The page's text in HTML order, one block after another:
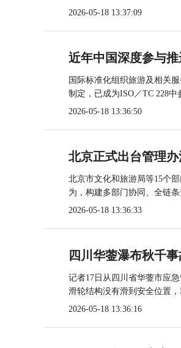
2026-05-18 13:37:09
近年中国深度参与
国际标准化组织旅游及相关
制定，已成为ISO／TC 228
2026-05-18 13:36:50
北京正式出台管理
北京市文化和旅游局等15个
为，构建多部门协同、全链
2026-05-18 13:36:33
四川华蓥瀑布秋千
记者17日从四川省华蓥市应
滑轮结构没有滑到安全位置
2026-05-18 13:36:16